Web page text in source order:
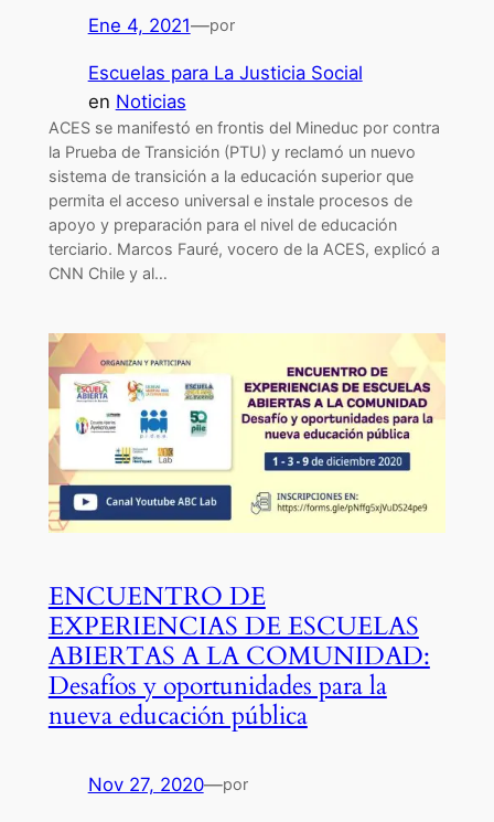
Ene 4, 2021—por
Escuelas para La Justicia Social
en Noticias
ACES se manifestó en frontis del Mineduc por contra
la Prueba de Transición (PTU) y reclamó un nuevo
sistema de transición a la educación superior que
permita el acceso universal e instale procesos de
apoyo y preparación para el nivel de educación
terciario. Marcos Fauré, vocero de la ACES, explicó a
CNN Chile y al…
ENCUENTRO DE
EXPERIENCIAS DE ESCUELAS
ABIERTAS A LA COMUNIDAD:
Desafíos y oportunidades para la
nueva educación pública
Nov 27, 2020—por